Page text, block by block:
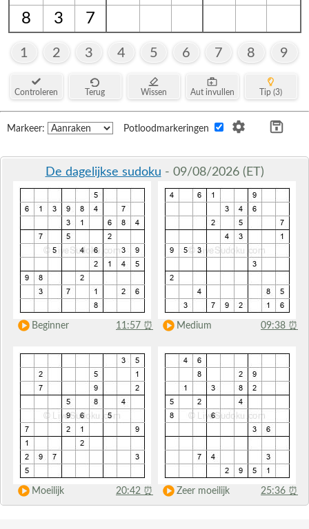
8
3 7
1 2 3 4 5 6 7 8 9
Controleren Terug Wissen Aut invullen Tip (3)
Markeer: Potloodmarkeringen
De dagelijkse sudoku - 09/08/2026 (ET)
Beginner 11:57 ⏰ Medium 09:38 ⏰
Moeilijk 20:42 ⏰ Zeer moeilijk 25:36 ⏰